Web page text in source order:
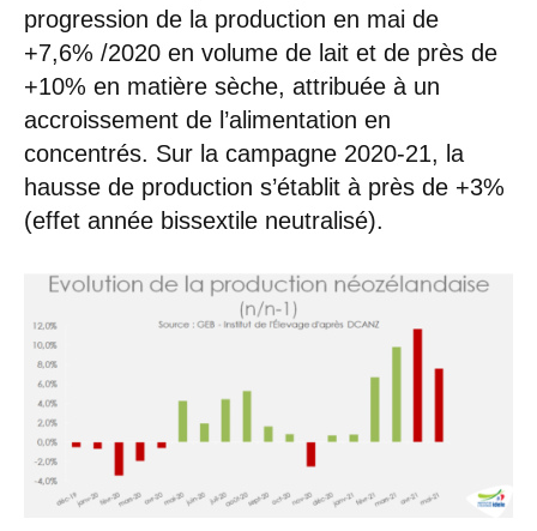
progression de la production en mai de
+7,6% /2020 en volume de lait et de près de
+10% en matière sèche, attribuée à un
accroissement de l’alimentation en
concentrés. Sur la campagne 2020-21, la
hausse de production s’établit à près de +3%
(effet année bissextile neutralisé).